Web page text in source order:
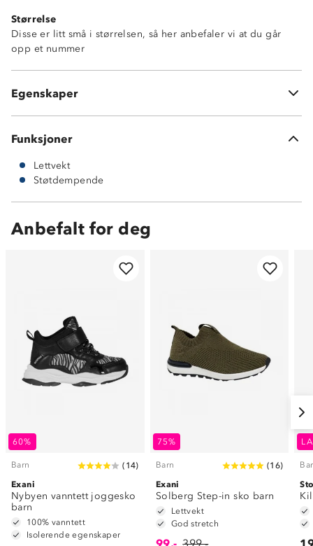
Størrelse
Disse er litt små i størrelsen, så her anbefaler vi at du går
opp et nummer
Egenskaper
Lettvekt
Tekstil
Funksjoner
Lettvekt
Støtdempende
Anbefalt for deg
60%
Barn ( 14)
Exani
Nybyen vanntett joggesko
barn
100% vanntett
Isolerende egenskaper
75%
Barn (16)
Exani
Solberg Step-in sko barn
Lettvekt
God stretch